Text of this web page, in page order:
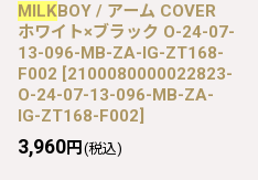
MILKBOY / アーム COVER
ホワイト×ブラック O-24-07-
13-096-MB-ZA-IG-ZT168-
F002 [2100080000022823-
O-24-07-13-096-MB-ZA-
IG-ZT168-F002]
3,960円 (税込)